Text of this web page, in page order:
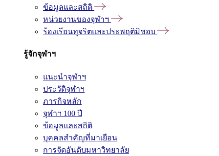
ข้อมูลและสถิติ
หน่วยงานของจุฬาฯ
ร้องเรียนทุจริตและประพฤติมิชอบ
รู้จักจุฬาฯ
แนะนำจุฬาฯ
ประวัติจุฬาฯ
ภารกิจหลัก
จุฬาฯ 100 ปี
ข้อมูลและสถิติ
บุคคลสำคัญที่มาเยือน
การจัดอันดับมหาวิทยาลัย